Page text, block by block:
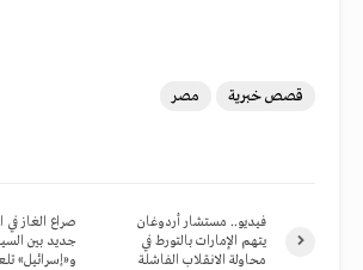
قصص خبرية مصر
صراع الغاز
جديد بين
و«إسرائيل»
فيديو.. مستشار أردوغان
يتهم الإمارات بالتورط في
محاولة الانقلاب الفاشلة